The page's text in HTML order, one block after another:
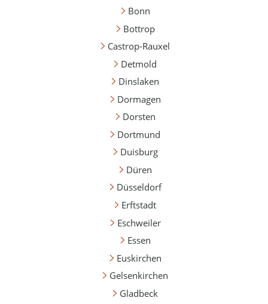
Bonn
Bottrop
Castrop-Rauxel
Detmold
Dinslaken
Dormagen
Dorsten
Dortmund
Duisburg
Düren
Düsseldorf
Erftstadt
Eschweiler
Essen
Euskirchen
Gelsenkirchen
Gladbeck